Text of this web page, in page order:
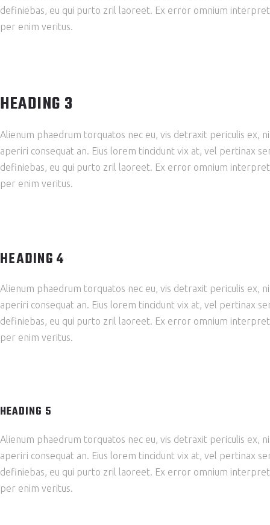
definiebas, eu qui purto zril laoreet. Ex error omnium
per enim veritus.
HEADING 3
Alienum phaedrum torquatos nec eu, vis detraxit periculis ex,
aperiri consequat an. Eius lorem tincidunt vix at, vel pertinax
definiebas, eu qui purto zril laoreet. Ex error omnium
per enim veritus.
HEADING 4
Alienum phaedrum torquatos nec eu, vis detraxit periculis ex,
aperiri consequat an. Eius lorem tincidunt vix at, vel pertinax
definiebas, eu qui purto zril laoreet. Ex error omnium
per enim veritus.
HEADING 5
Alienum phaedrum torquatos nec eu, vis detraxit periculis ex,
aperiri consequat an. Eius lorem tincidunt vix at, vel pertinax
definiebas, eu qui purto zril laoreet. Ex error omnium
per enim veritus.